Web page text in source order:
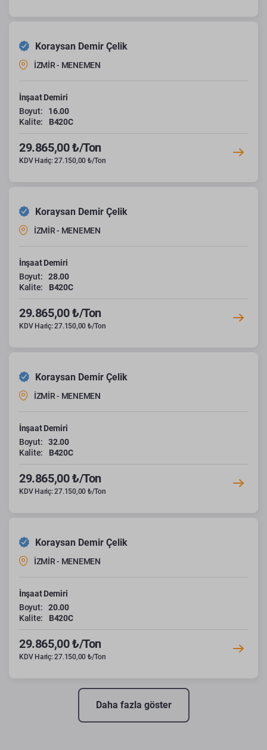
Koraysan Demir Çelik
İZMİR - MENEMEN
İnşaat Demiri
Boyut:
16.00
Kalite:
B420C
29.865,00 ₺/Ton
KDV Hariç: 27.150,00 ₺/Ton
Koraysan Demir Çelik
İZMİR - MENEMEN
İnşaat Demiri
Boyut:
28.00
Kalite:
B420C
29.865,00 ₺/Ton
KDV Hariç: 27.150,00 ₺/Ton
Koraysan Demir Çelik
İZMİR - MENEMEN
İnşaat Demiri
Boyut:
32.00
Kalite:
B420C
29.865,00 ₺/Ton
KDV Hariç: 27.150,00 ₺/Ton
Koraysan Demir Çelik
İZMİR - MENEMEN
İnşaat Demiri
Boyut:
20.00
Kalite:
B420C
29.865,00 ₺/Ton
KDV Hariç: 27.150,00 ₺/Ton
Daha fazla göster